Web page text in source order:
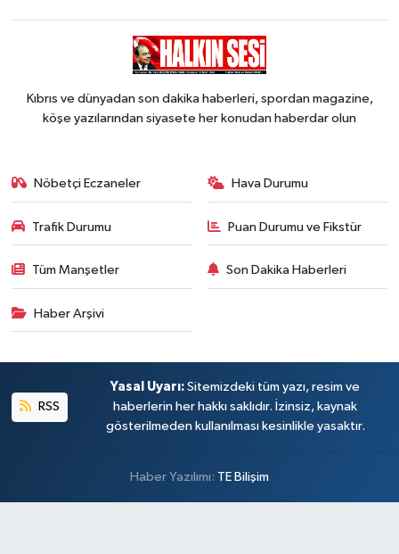
Kıbrıs ve dünyadan son dakika haberleri, spordan magazine,
köşe yazılarından siyasete her konudan haberdar olun
Nöbetçi Eczaneler Hava Durumu
Trafik Durumu Puan Durumu ve Fikstür
Tüm Manşetler Son Dakika Haberleri
Haber Arşivi
RSS
Yasal Uyarı: Sitemizdeki tüm yazı, resim ve
haberlerin her hakkı saklıdır. İzinsiz, kaynak
gösterilmeden kullanılması kesinlikle yasaktır.
Haber Yazılımı: TE Bilişim